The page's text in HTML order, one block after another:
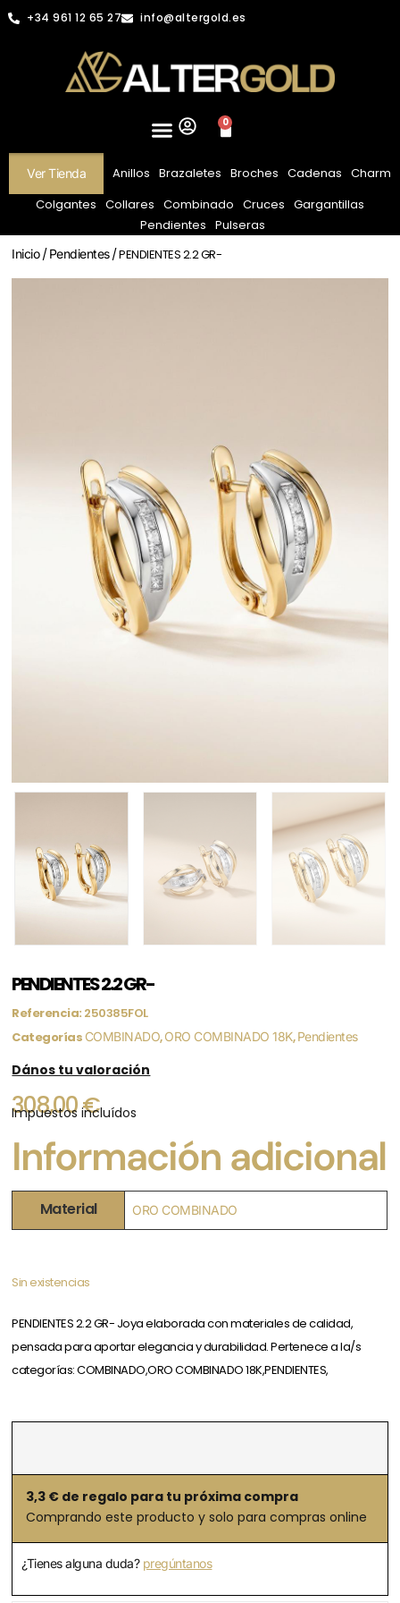
+34 961 12 65 27 info@altergold.es
0
Ver Tienda Anillos Brazaletes Broches Cadenas Charm
Colgantes Collares Combinado Cruces Gargantillas
Pendientes Pulseras
Inicio/Pendientes/ PENDIENTES 2.2 GR-
PENDIENTES 2.2 GR-
Referencia: 250385FOL
Categorías COMBINADO,ORO COMBINADO 18K,Pendientes
Dános tu valoración
308,00€
Impuestos incluídos
Información adicional
Material ORO COMBINADO
Sin existencias
PENDIENTES 2.2 GR- Joya elaborada con materiales de calidad,
pensada para aportar elegancia y durabilidad. Pertenece a la/s
categorías: COMBINADO,ORO COMBINADO 18K,PENDIENTES,
3,3 € de regalo para tu próxima compra
Comprando este producto y solo para compras online
¿Tienes alguna duda? pregúntanos